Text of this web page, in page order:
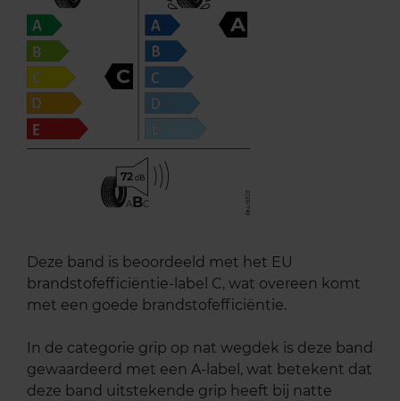
C
A
72
ABC
Deze band is beoordeeld met het EU
brandstofefficiëntie-label C, wat overeen komt
met een goede brandstofefficiëntie.
In de categorie grip op nat wegdek is deze band
gewaardeerd met een A-label, wat betekent dat
deze band uitstekende grip heeft bij natte